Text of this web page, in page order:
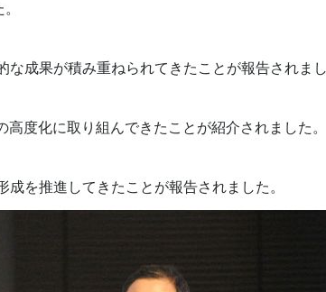
成果が積み重ねられてきたことが報告されまし
度化に取り組んできたことが紹介されました。
を推進してきたことが報告されました。